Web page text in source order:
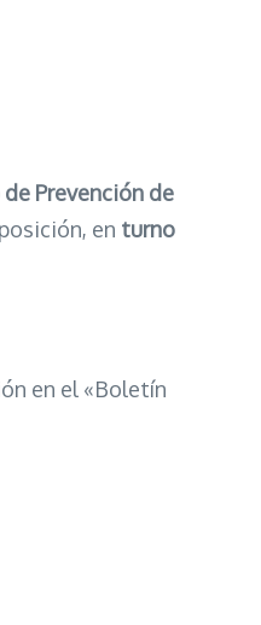
Prevención de
en turno
en el «Boletín